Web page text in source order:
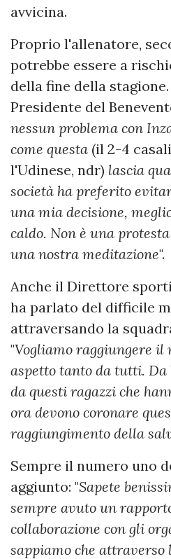
avvicina.
Proprio l'allenatore,
potrebbe essere a
della fine della
Presidente del
nessun problema con
come questa (il 2-4
l'Udinese, ndr) lascia
società ha preferito
una mia decisione,
caldo. Non è una
una nostra meditazione".
Anche il Direttore
ha parlato del difficile
attraversando la
"Vogliamo raggiungere il
aspetto tanto da tutti. Da
da questi ragazzi che
ora devono coronare
raggiungimento della
Sempre il numero uno
aggiunto: "Sapete
sempre avuto un
collaborazione con gli
sappiamo che attraverso